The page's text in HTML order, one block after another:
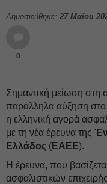
Δημοσιεύθηκε: 27 Μαΐου
0
Σημαντική μείωση στη
παράλληλα αύξηση
η ελληνική αγορά
με τη νέα έρευνα της
Ελλάδος (ΕΑΕΕ).
Η έρευνα, που
ασφαλιστικών